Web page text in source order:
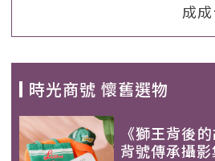
成
時光商號 懷舊選物
《獅王背後
背號傳承攝影